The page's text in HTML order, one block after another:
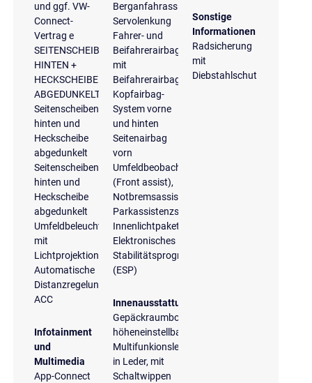
und ggf. VW-
Connect-
Vertrag e
SEITENSCHEIBEN
HINTEN +
HECKSCHEIBE
ABGEDUNKELT
Seitenscheiben
hinten und
Heckscheibe
abgedunkelt
Seitenscheiben
hinten und
Heckscheibe
abgedunkelt
Umfeldbeleuchtung
mit
Lichtprojektion
Automatische
Distanzregelung
ACC
Infotainment
und
Multimedia
App-Connect
Berganfahrassistent
Servolenkung
Fahrer- und
Beifahrerairbag
mit
Beifahrerairbagdeaktivierung
Kopfairbag-
System vorne
und hinten
Seitenairbag
vorn
Umfeldbeobachtungssystem
(Front assist),
Notbremsassistent
Parkassistenzsystem
Innenlichtpaket
Elektronisches
Stabilitätsprogramm
(ESP)
Innenausstattung
Gepäckraumboden
höheneinstellbar
Multifunkionslenkrad
in Leder, mit
Schaltwippen
Sonstige
Informationen
Radsicherung
mit
Diebstahlschutz